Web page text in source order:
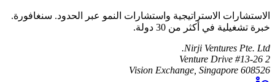
الاستشارات الاستراتيجية واستشارات النمو عبر الحدود. سنغافورة.
خبرة تشغيلية في أكثر من 30 دولة.
Nirji Ventures Pte. Ltd.
2 Venture Drive #13-26
Vision Exchange, Singapore 608526